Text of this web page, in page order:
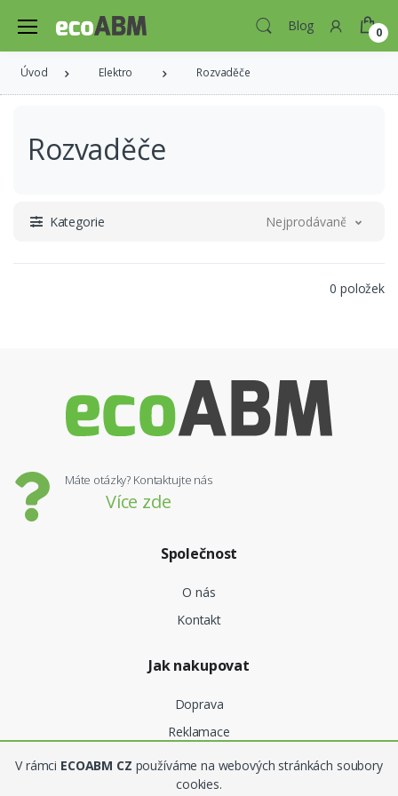
Blog 0
Úvod Elektro Rozvaděče
Rozvaděče
Kategorie Nejprodávanější
0 položek
Máte otázky? Kontaktujte nás
Více zde
Společnost
O nás
Kontakt
Jak nakupovat
Doprava
Reklamace
Obchodní podmínky
V rámci ECOABM CZ používáme na webových stránkách soubory
cookies.